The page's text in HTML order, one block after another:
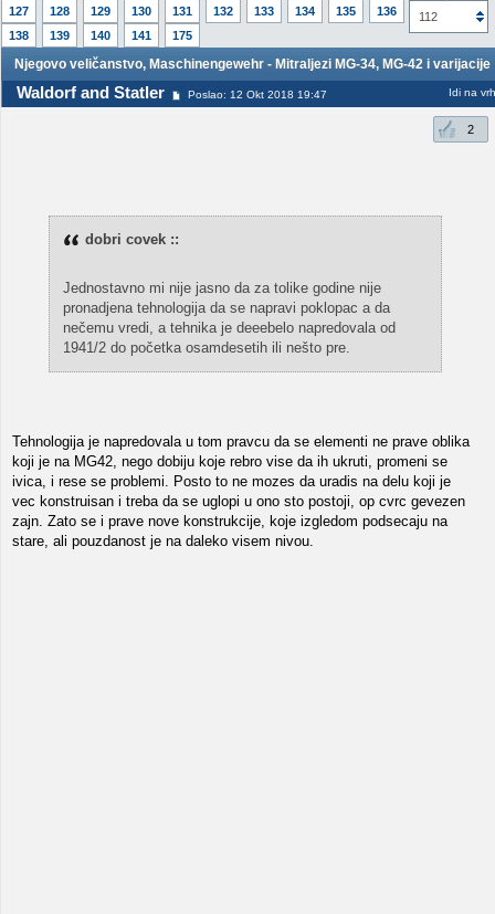
127
128 129 130 131 132 133 134 135 136
137
138
139 140 141 175
112
Njegovo veličanstvo, Maschinengewehr - Mitraljezi MG-34, MG-42 i varijacije
Waldorf and Statler Poslao: 12 Okt 2018 19:47 Idi na vrh
2
dobri covek ::
Jednostavno mi nije jasno da za tolike godine nije
pronadjena tehnologija da se napravi poklopac a da
nečemu vredi, a tehnika je deeebelo napredovala od
1941/2 do početka osamdesetih ili nešto pre.
Tehnologija je napredovala u tom pravcu da se elementi ne prave oblika
koji je na MG42, nego dobiju koje rebro vise da ih ukruti, promeni se
ivica, i rese se problemi. Posto to ne mozes da uradis na delu koji je
vec konstruisan i treba da se uglopi u ono sto postoji, op cvrc gevezen
zajn. Zato se i prave nove konstrukcije, koje izgledom podsecaju na
stare, ali pouzdanost je na daleko visem nivou.